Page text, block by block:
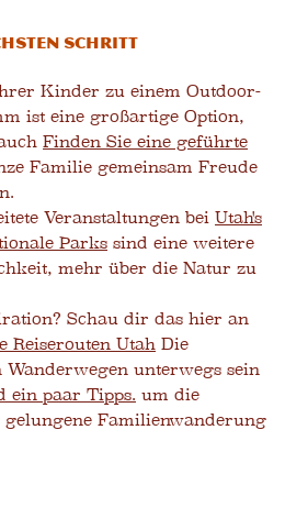
Schritt
Kinder zu einem Outdoor-
ist eine großartige Option,
Finden Sie eine geführte
Familie gemeinsam Freude
Veranstaltungen bei Utah's
Parks sind eine weitere
mehr über die Natur zu
Schau dir das hier an
Utah Die
Wanderwegen unterwegs sein
ein paar Tipps. um die
gelungene Familienwanderung